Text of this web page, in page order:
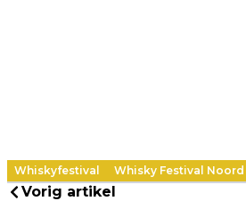
Whiskyfestival Whisky Festival
Vorig artikel